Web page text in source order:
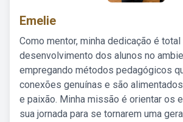
Emelie
Como mentor, minha dedicação é total
desenvolvimento dos alunos no
empregando métodos pedagógicos
conexões genuínas e são
e paixão. Minha missão é orientar os
sua jornada para se tornarem uma